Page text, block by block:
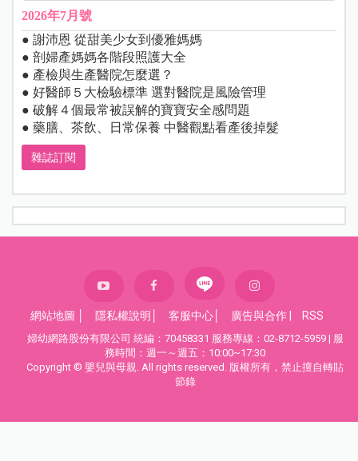
2026年7月號
● 謝沛恩 從甜美少女到優雅媽媽
● 剖婦產媽媽各階段照護大全
● 產檢與生產醫院怎麼選？
● 好醫師５大檢驗標準 選對醫院是風險管理
● 破解４個最常被誤解的寶寶安全感問題
● 藥膳、茶飲、日常保養 中醫觀點看產後掉髮
雜誌訂閱
網站地圖 隱私權說明 客服中心 廣告與合作 RSS
婦幼網路股份有限公司 統編：70458331 服務專線：02-8712-5959 | 服
務時間：週一～週五：10:00~17:30
Copyright © 嬰兒與母親. All rights reserved. 版權所有，禁止擅自轉貼
節錄